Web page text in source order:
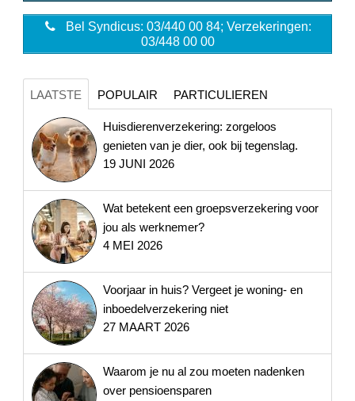
Bel Syndicus: 03/440 00 84; Verzekeringen:
03/448 00 00
LAATSTE POPULAIR PARTICULIEREN
Huisdierenverzekering: zorgeloos
genieten van je dier, ook bij tegenslag.
19 JUNI 2026
Wat betekent een groepsverzekering voor
jou als werknemer?
4 MEI 2026
Voorjaar in huis? Vergeet je woning- en
inboedelverzekering niet
27 MAART 2026
Waarom je nu al zou moeten nadenken
over pensioensparen